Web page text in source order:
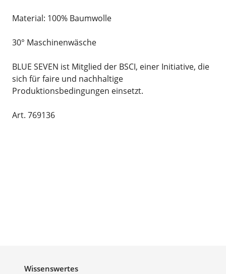
Material: 100% Baumwolle
30° Maschinenwäsche
BLUE SEVEN ist Mitglied der BSCI, einer Initiative, die
sich für faire und nachhaltige
Produktionsbedingungen einsetzt.
Art. 769136
Wissenswertes